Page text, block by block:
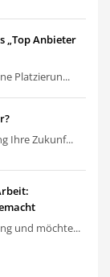
„Top Anbieter
Platzierun...
Ihre Zukunf...
und möchte...